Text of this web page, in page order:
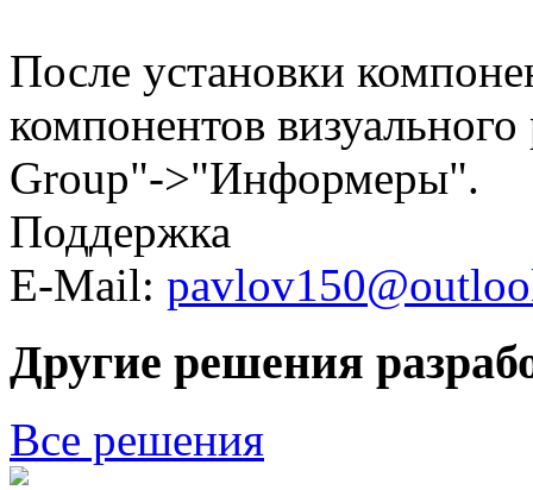
После установки
компонентов
Group"->"Информеры".
Поддержка
E-Mail:
Другие решения
Все решения